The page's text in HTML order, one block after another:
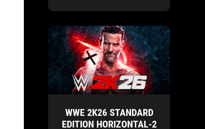
WWE 2K26 STANDARD
EDITION HORIZONTAL-2